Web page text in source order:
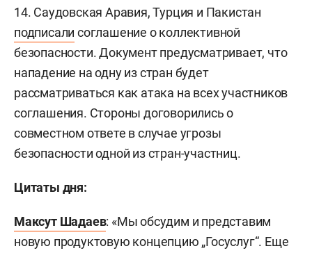
14. Саудовская Аравия, Турция и Пакистан
подписали соглашение о коллективной
безопасности. Документ предусматривает, что
нападение на одну из стран будет
рассматриваться как атака на всех участников
соглашения. Стороны договорились о
совместном ответе в случае угрозы
безопасности одной из стран-участниц.
Цитаты дня:
Максут Шадаев: «Мы обсудим и представим
новую продуктовую концепцию „Госуслуг“. Еще